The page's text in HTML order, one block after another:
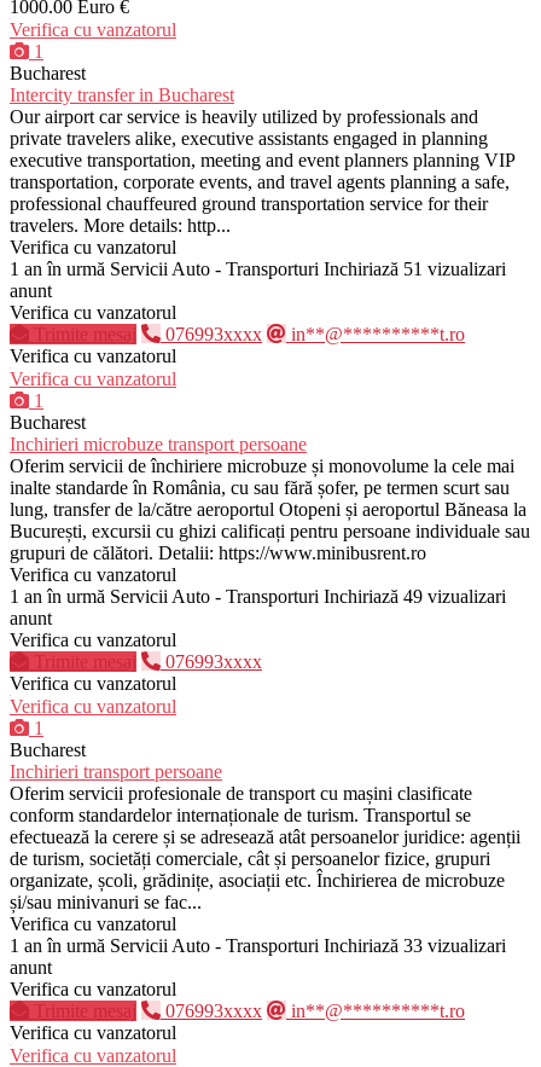
1000.00 Euro €
Verifica cu vanzatorul
1
Bucharest
Intercity transfer in Bucharest
Our airport car service is heavily utilized by professionals and
private travelers alike, executive assistants engaged in planning
executive transportation, meeting and event planners planning VIP
transportation, corporate events, and travel agents planning a safe,
professional chauffeured ground transportation service for their
travelers. More details: http...
Verifica cu vanzatorul
1 an în urmă Servicii Auto - Transporturi Inchiriază 51 vizualizari
anunt
Verifica cu vanzatorul
Trimite mesaj
076993xxxx
in**@**********t.ro
Verifica cu vanzatorul
Verifica cu vanzatorul
1
Bucharest
Inchirieri microbuze transport persoane
Oferim servicii de închiriere microbuze și monovolume la cele mai
inalte standarde în România, cu sau fără șofer, pe termen scurt sau
lung, transfer de la/către aeroportul Otopeni și aeroportul Băneasa la
București, excursii cu ghizi calificați pentru persoane individuale sau
grupuri de călători. Detalii: https://www.minibusrent.ro
Verifica cu vanzatorul
1 an în urmă Servicii Auto - Transporturi Inchiriază 49 vizualizari
anunt
Verifica cu vanzatorul
Trimite mesaj
076993xxxx
Verifica cu vanzatorul
Verifica cu vanzatorul
1
Bucharest
Inchirieri transport persoane
Oferim servicii profesionale de transport cu mașini clasificate
conform standardelor internaționale de turism. Transportul se
efectuează la cerere și se adresează atât persoanelor juridice: agenții
de turism, societăți comerciale, cât și persoanelor fizice, grupuri
organizate, școli, grădinițe, asociații etc. Închirierea de microbuze
și/sau minivanuri se fac...
Verifica cu vanzatorul
1 an în urmă Servicii Auto - Transporturi Inchiriază 33 vizualizari
anunt
Verifica cu vanzatorul
Trimite mesaj
076993xxxx
in**@**********t.ro
Verifica cu vanzatorul
Verifica cu vanzatorul